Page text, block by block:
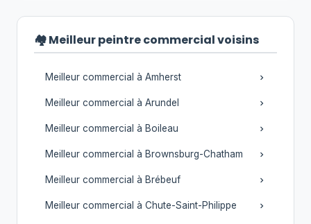
🏘️ Meilleur peintre commercial voisins
Meilleur commercial à Amherst
Meilleur commercial à Arundel
Meilleur commercial à Boileau
Meilleur commercial à Brownsburg-Chatham
Meilleur commercial à Brébeuf
Meilleur commercial à Chute-Saint-Philippe